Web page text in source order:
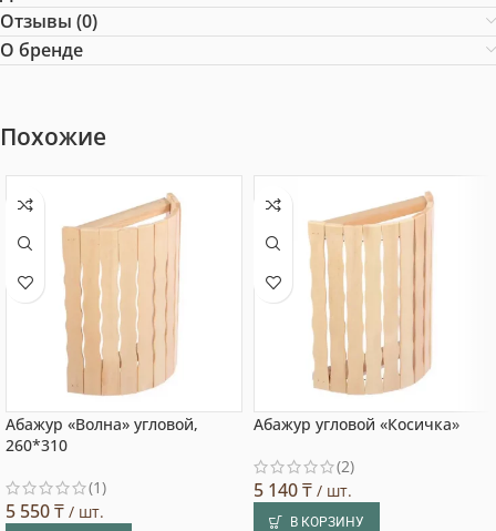
Отзывы (0)
О бренде
Похожие
Абажур «Волна» угловой,
260*310
(1)
5 550₸ / шт.
Абажур угловой «Косичка»
(2)
5 140₸ / шт.
В КОРЗИНУ